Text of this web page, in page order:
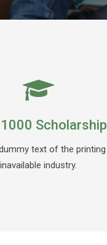
Scholarship
text of the printing
inavailable industry.